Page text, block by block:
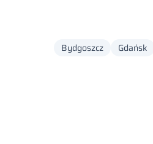
Bydgoszcz Gdańsk